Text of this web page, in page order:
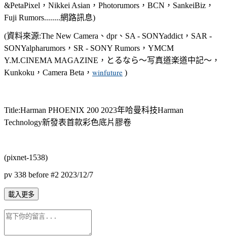
&PetaPixel，Nikkei Asian，Photorumors，BCN，SankeiBiz，
Fuji Rumors........網路訊息)
(資料來源:The New Camera、dpr、SA - SONYaddict，SAR -
SONYalpharumors，SR - SONY Rumors，YMCM
Y.M.CINEMA MAGAZINE，とるなら～写真道楽道中記～，
Kunkoku，Camera Beta， winfuture )
Title:Harman PHOENIX 200 2023年哈曼科技Harman
Technology新發表首款彩色底片膠卷
(pixnet-1538)
pv 338 before #2 2023/12/7
載入更多